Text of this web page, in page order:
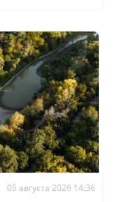
05 августа 2026 14:36